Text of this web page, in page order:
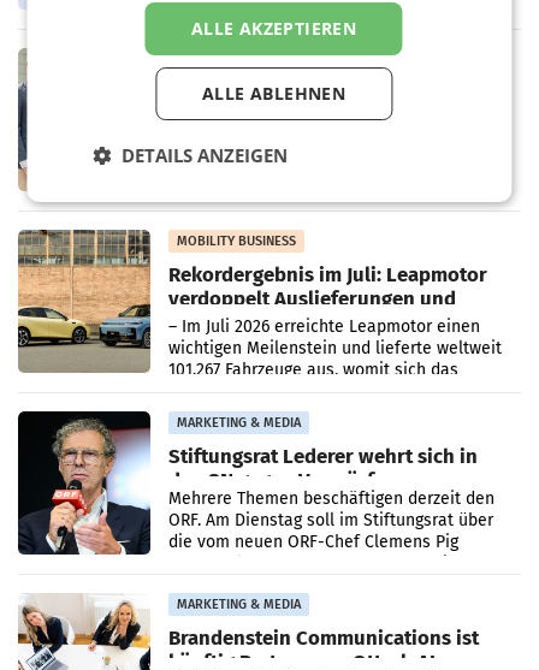
Oberösterreich. Die beiden Standorte liegen
in Haag sowie im rund
RETAIL
Alles bereit für den Wechsel: Jürgen
Albrecht setzt ab 1.1.2027 auf Adeg
Zusammenarbeit zwischen Adeg und dem
Bundeswettbewerbsbehörde und der
Bundeskartellanwalt
MOBILITY BUSINESS
Rekordergebnis im Juli: Leapmotor
verdoppelt Auslieferungen und
überschreitet die 100.000er-Marke
– Im Juli 2026 erreichte Leapmotor einen
wichtigen Meilenstein und lieferte weltweit
101.267 Fahrzeuge aus, womit sich das
Ergebnis gegenüber Juli 2025 mehr als
verdoppelte (+102
MARKETING & MEDIA
Stiftungsrat Lederer wehrt sich in
den SN gegen Vorwürfe
Mehrere Themen beschäftigen derzeit den
ORF. Am Dienstag soll im Stiftungsrat über
die vom neuen ORF-Chef Clemens Pig
MARKETING & MEDIA
Brandenstein Communications ist
künftig Partner von OtterlyAI
ALLE AKZEPTIEREN
ALLE ABLEHNEN
DETAILS ANZEIGEN